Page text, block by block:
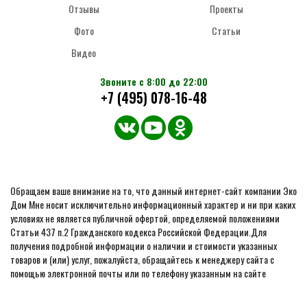
Отзывы
Фото
Видео
Проекты
Статьи
Звоните с 8:00 до 22:00
+7 (495) 078-16-48
Обращаем ваше внимание на то, что данный интернет-сайт компании Эко
Дом Мне носит исключительно информационный характер и ни при каких
условиях не является публичной офертой, определяемой положениями
Статьи 437 п.2 Гражданского кодекса Российской Федерации.Для
получения подробной информации о наличии и стоимости указанных
товаров и (или) услуг, пожалуйста, обращайтесь к менеджеру сайта с
помощью электронной почты или по телефону указанным на сайте